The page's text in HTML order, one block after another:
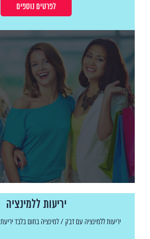
לפרטים נוספים
יריעות ללמינציה
יריעות ללמינציה עם דבק / למינציה בחום בלבד יריעת LID ללמינציה עבור...